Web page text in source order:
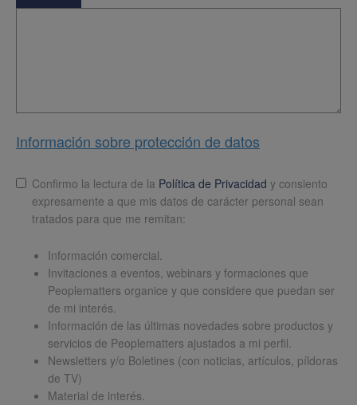
Información sobre protección de datos
LopdConfirmo la lectura de la Política de Privacidad y consiento
expresamente a que mis datos de carácter personal sean
tratados para que me remitan:
Información comercial.
Invitaciones a eventos, webinars y formaciones que
Peoplematters organice y que considere que puedan ser
de mi interés.
Información de las últimas novedades sobre productos y
servicios de Peoplematters ajustados a mi perfil.
Newsletters y/o Boletines (con noticias, artículos, píldoras
de TV)
Material de interés.